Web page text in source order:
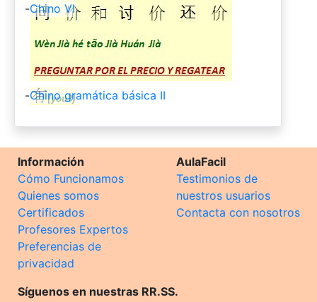
-Chino VI
-Chino gramática básica II
Información
Cómo Funcionamos
Quienes somos
Certificados
Profesores Expertos
Preferencias de
privacidad
AulaFacil
Testimonios de
nuestros usuarios
Contacta con nosotros
Síguenos en nuestras RR.SS.